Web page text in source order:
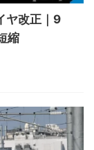
ヤ改正｜9
縮